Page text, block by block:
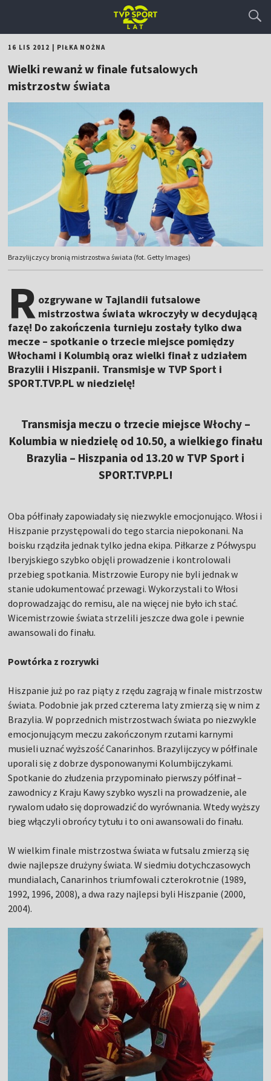
16 LIS 2012 PIŁKA NOŻNA
Wielki rewanż w finale futsalowych
mistrzostw świata
Brazylijczycy bronią mistrzostwa świata (fot. Getty Images)
R ozgrywane w Tajlandii futsalowe
mistrzostwa świata wkroczyły w decydującą
fazę! Do zakończenia turnieju zostały tylko dwa
mecze – spotkanie o trzecie miejsce pomiędzy
Włochami i Kolumbią oraz wielki finał z udziałem
Brazylii i Hiszpanii. Transmisje w TVP Sport i
SPORT.TVP.PL w niedzielę!
Transmisja meczu o trzecie miejsce Włochy –
Kolumbia w niedzielę od 10.50, a wielkiego finału
Brazylia – Hiszpania od 13.20 w TVP Sport i
SPORT.TVP.PL!
Oba półfinały zapowiadały się niezwykle emocjonująco. Włosi i
Hiszpanie przystępowali do tego starcia niepokonani. Na
boisku rządziła jednak tylko jedna ekipa. Piłkarze z Półwyspu
Iberyjskiego szybko objęli prowadzenie i kontrolowali
przebieg spotkania. Mistrzowie Europy nie byli jednak w
stanie udokumentować przewagi. Wykorzystali to Włosi
doprowadzając do remisu, ale na więcej nie było ich stać.
Wicemistrzowie świata strzelili jeszcze dwa gole i pewnie
awansowali do finału.
Powtórka z rozrywki
Hiszpanie już po raz piąty z rzędu zagrają w finale mistrzostw
świata. Podobnie jak przed czterema laty zmierzą się w nim z
Brazylia. W poprzednich mistrzostwach świata po niezwykle
emocjonującym meczu zakończonym rzutami karnymi
musieli uznać wyższość Canarinhos. Brazylijczycy w półfinale
uporali się z dobrze dysponowanymi Kolumbijczykami.
Spotkanie do złudzenia przypominało pierwszy półfinał –
zawodnicy z Kraju Kawy szybko wyszli na prowadzenie, ale
rywalom udało się doprowadzić do wyrównania. Wtedy wyższy
bieg włączyli obrońcy tytułu i to oni awansowali do finału.
W wielkim finale mistrzostwa świata w futsalu zmierzą się
dwie najlepsze drużyny świata. W siedmiu dotychczasowych
mundialach, Canarinhos triumfowali czterokrotnie (1989,
1992, 1996, 2008), a dwa razy najlepsi byli Hiszpanie (2000,
2004).